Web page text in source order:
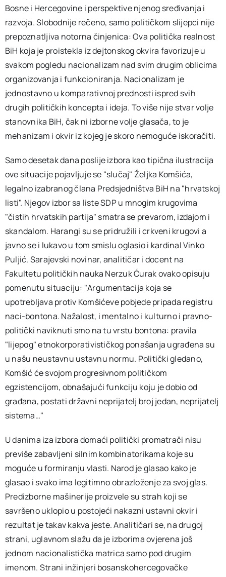
Bosne i Hercegovine i perspektive njenog sređivanja i
razvoja. Slobodnije rečeno, samo političkom slijepci nije
prepoznatljiva notorna činjenica: Ova politička realnost
BiH koja je proistekla iz dejtonskog okvira favorizuje u
svakom pogledu nacionalizam nad svim drugim oblicima
organizovanja i funkcioniranja. Nacionalizam je
jednostavno u komparativnoj prednosti ispred svih
drugih političkih koncepta i ideja. To više nije stvar volje
stanovnika BiH, čak ni izborne volje glasača, to je
mehanizam i okvir iz kojeg je skoro nemoguće iskoračiti.
Samo desetak dana poslije izbora kao tipična ilustracija
ove situacije pojavljuje se "slučaj" Željka Komšića,
legalno izabranog člana Predsjedništva BiH na "hrvatskoj
listi". Njegov izbor sa liste SDP u mnogim krugovima
"čistih hrvatskih partija" smatra se prevarom, izdajom i
skandalom. Harangi su se pridružili i crkveni krugovi a
javno se i lukavo u tom smislu oglasio i kardinal Vinko
Puljić. Sarajevski novinar, analitičar i docent na
Fakultetu političkih nauka Nerzuk Ćurak ovako opisuju
pomenutu situaciju: "Argumentacija koja se
upotrebljava protiv Komšićeve pobjede pripada registru
naci-bontona. Nažalost, i mentalno i kulturno i pravno-
politički naviknuti smo na tu vrstu bontona: pravila
"lijepog" etnokorporativističkog ponašanja ugrađena su
u našu neustavnu ustavnu normu. Politički gledano,
Komšić će svojom progresivnom političkom
egzistencijom, obnašajući funkciju koju je dobio od
građana, postati državni neprijatelj broj jedan, neprijatelj
sistema…"
U danima iza izbora domaći politički promatrači nisu
previše zabavljeni silnim kombinatorikama koje su
moguće u formiranju vlasti. Narod je glasao kako je
glasao i svako ima legitimno obrazloženje za svoj glas.
Predizborne mašinerije proizvele su strah koji se
savršeno uklopio u postojeći nakazni ustavni okvir i
rezultat je takav kakva jeste. Analitičari se, na drugoj
strani, uglavnom slažu da je izborima ovjerena još
jednom nacionalistička matrica samo pod drugim
imenom. Strani inžinjeri bosanskohercegovačke